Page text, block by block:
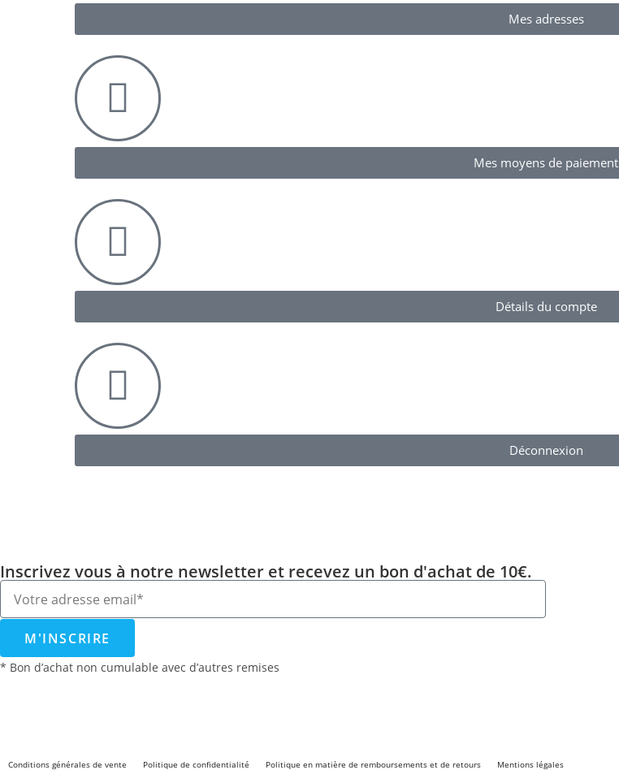
Mes adresses
Mes moyens de paiement
Détails du compte
Déconnexion
Inscrivez vous à notre newsletter et recevez un bon d'achat de 10€.
M'INSCRIRE
* Bon d’achat non cumulable avec d’autres remises
Conditions générales de vente Politique de confidentialité Politique en matière de remboursements et de retours Mentions légales